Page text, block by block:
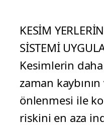
KESİM
SİSTEMİ
Kesimlerin
zaman
önlenmesi ile
riskini en aza